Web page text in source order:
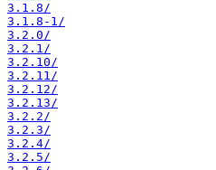
3.1.8/
3.1.8-1/
3.2.0/
3.2.1/
3.2.10/
3.2.11/
3.2.12/
3.2.13/
3.2.2/
3.2.3/
3.2.4/
3.2.5/